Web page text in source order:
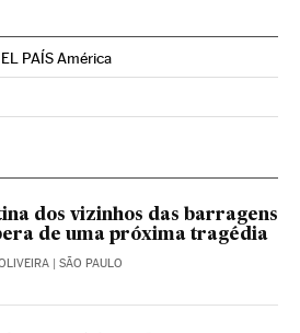
PAÍS América
Instagram
dos vizinhos das barragens
de uma próxima tragédia
| SÃO PAULO